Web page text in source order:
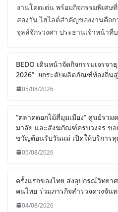
งานโดดเด่น พร้อมกิจกรรมพิเศ
สองวัน ไฮไลต์สำคัญของงานคือ
จุลล์จักรวงศา ประธานเจ้าหน้าที่
BEDO เดินหน้าจัดกิจกรรมเจรจา
2026” ยกระดับผลิตภัณฑ์ท้องถิ่น
05/08/2026
“ตลาดดอกไม้สี่มุมเมือง” ศูนย์รว
มาลัย และสังฆภัณฑ์ครบวงจร ขอ
ขวัญต้อนรับวันแม่ เปิดให้บริการ
05/08/2026
ครั้งแรกของไทย ส่งอุปกรณ์วิทยาศ
คนไทย ร่วมภารกิจสำรวจดวงจัน
04/08/2026